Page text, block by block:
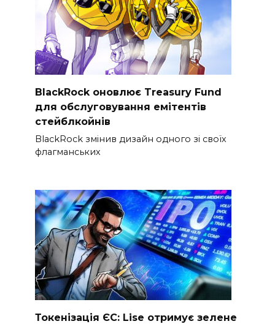
BlackRock оновлює Treasury Fund
для обслуговування емітентів
стейблкойнів
BlackRock змінив дизайн одного зі своїх
флагманських
Токенізація ЄС: Lise отримує зелене